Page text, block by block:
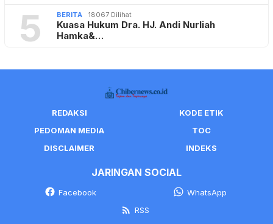
5 BERITA 18067 Dilihat
Kuasa Hukum Dra. HJ. Andi Nurliah
Hamka&…
REDAKSI
KODE ETIK
PEDOMAN MEDIA
TOC
DISCLAIMER
INDEKS
JARINGAN SOCIAL
Facebook
WhatsApp
RSS